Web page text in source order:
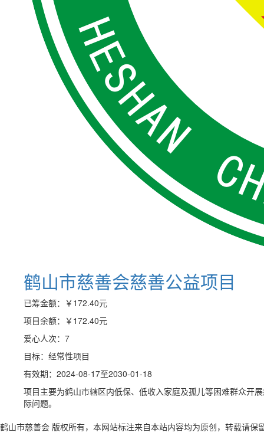
鹤山市慈善会慈善公益项目
已筹金额： ￥172.40元
项目余额： ￥172.40元
爱心人次：7
目标：经常性项目
有效期：2024-08-17至2030-01-18
项目主要为鹤山市辖区内低保、低收入家庭及孤儿等困难群众开
际问题。
鹤山市慈善会 版权所有，本网站标注来自本站内容均为原创，转载请保